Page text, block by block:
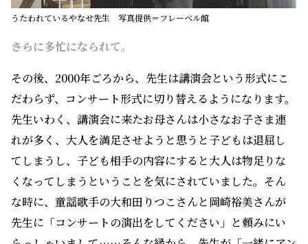
うたわれているやなせ先生 写真提供＝フレーベル館
――さらに多忙になられて。
その後、2000年ごろから、先生は講演会という形式にこ
だわらず、コンサート形式に切り替えるようになります。
先生いわく、講演会に来たお母さんは小さなお子さま連
れが多く、大人を満足させようと思うと子どもは退屈し
てしまうし、子ども相手の内容にすると大人は物足りな
くなってしまうということを気にされていました。そん
な時に、童謡歌手の大和田りつこさんと岡崎裕美さんが
先生に「コンサートの演出をしてください」と頼みにい